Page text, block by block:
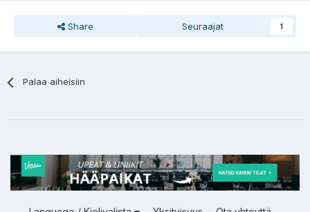
Share Seuraajat 1
Palaa aiheisiin